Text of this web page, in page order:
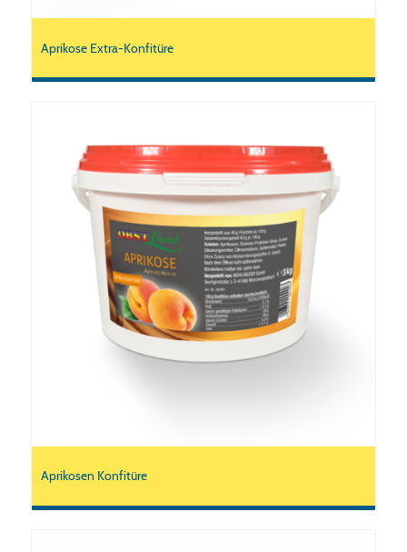
Aprikose Extra-Konfitüre
Aprikosen Konfitüre